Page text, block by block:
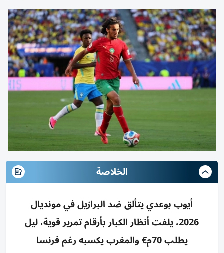
الخلاصة
أيوب بوعدي يتألق ضد البرازيل في مونديال
2026، يلفت أنظار الكبار بأرقام تمرير قوية، ليل
يطلب 70م€ والمغرب يكسبه رغم فرنسا